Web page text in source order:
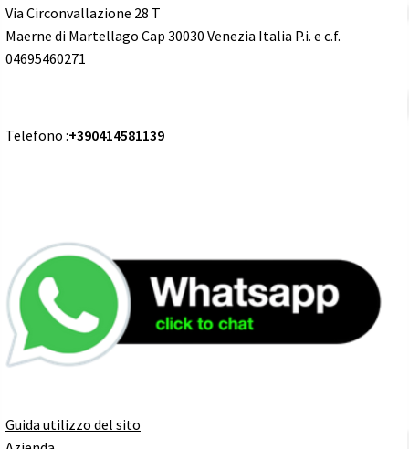
Via Circonvallazione 28 T
Maerne di Martellago Cap 30030 Venezia Italia P.i. e c.f.
04695460271
Telefono :+390414581139
Guida utilizzo del sito